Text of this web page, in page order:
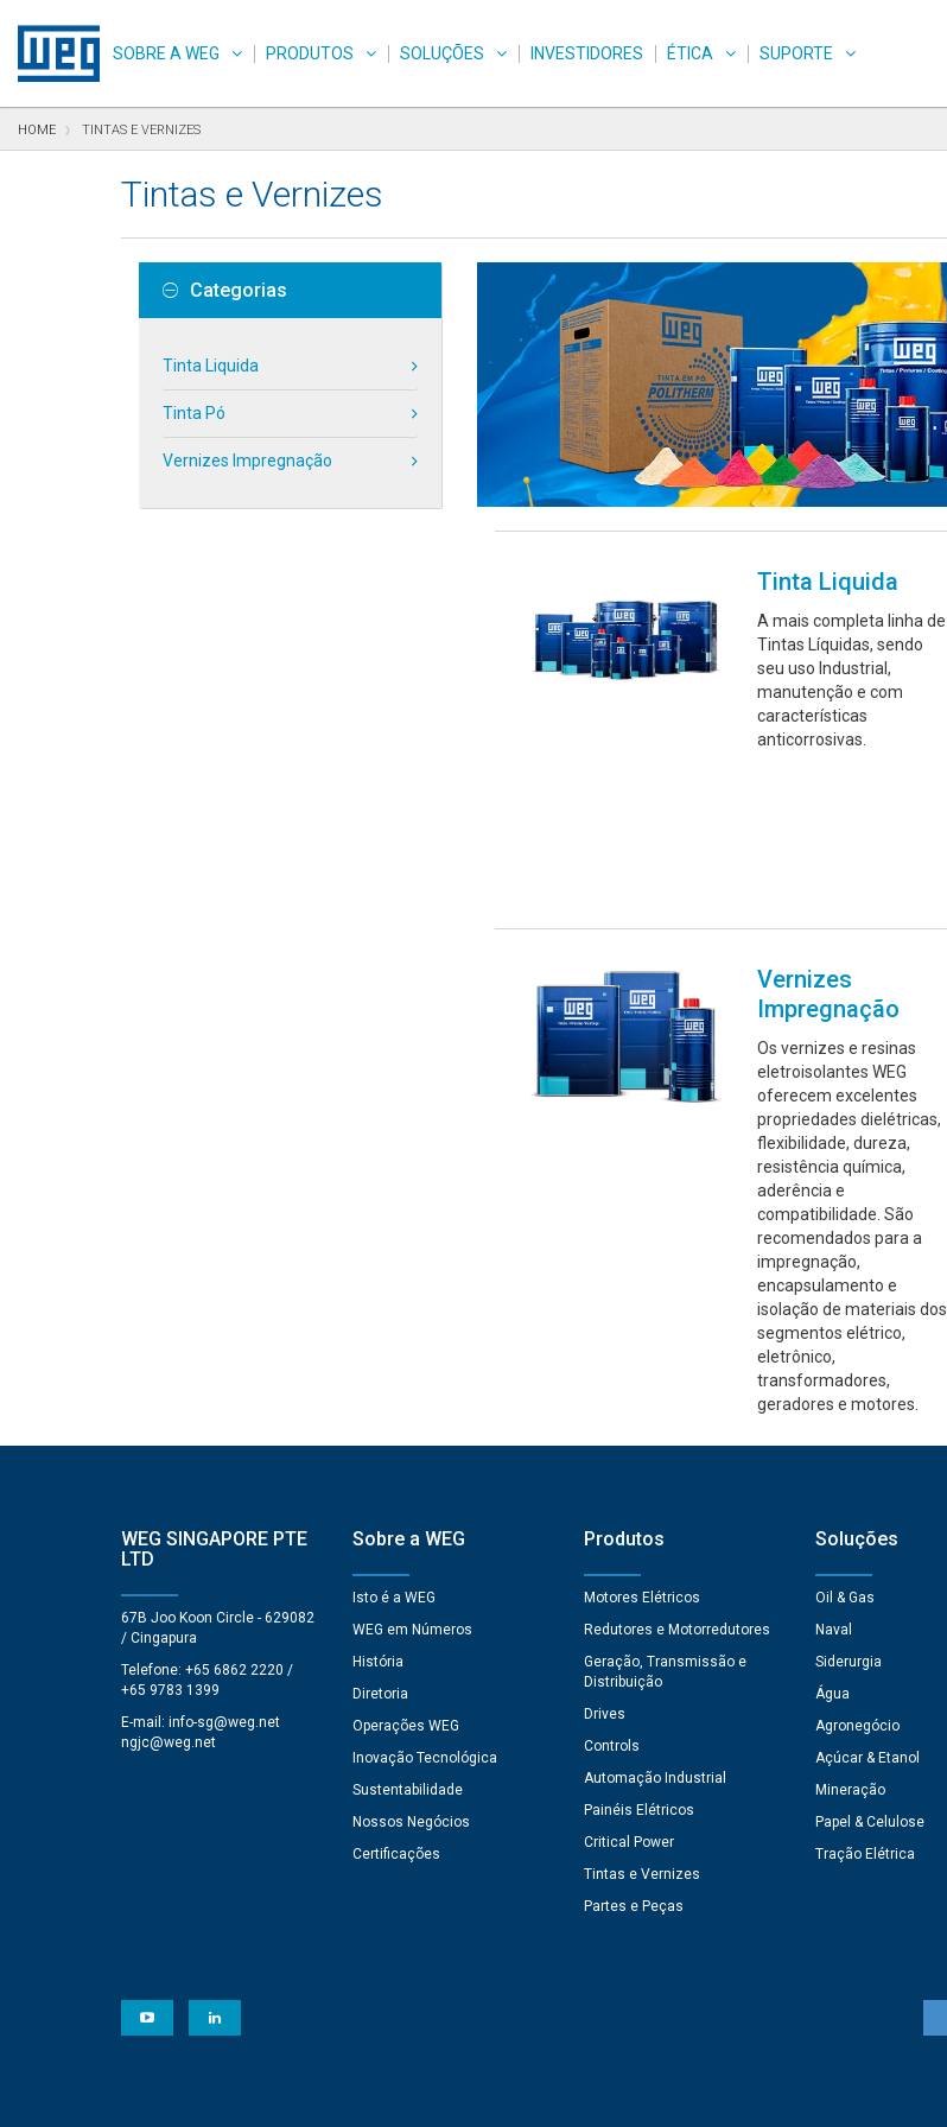
SOBRE A WEG PRODUTOS SOLUÇÕES INVESTIDORES ÉTICA SUPORTE
HOME TINTAS E VERNIZES
Tintas e Vernizes
Categorias
Tinta Liquida
Tinta Pó
Vernizes Impregnação
Tinta Liquida
A mais completa linha de
Tintas Líquidas, sendo
seu uso Industrial,
manutenção e com
características
anticorrosivas.
Vernizes
Impregnação
Os vernizes e resinas
eletroisolantes WEG
oferecem excelentes
propriedades dielétricas,
flexibilidade, dureza,
resistência química,
aderência e
compatibilidade. São
recomendados para a
impregnação,
encapsulamento e
isolação de materiais dos
segmentos elétrico,
eletrônico,
transformadores,
geradores e motores.
WEG SINGAPORE PTE
LTD
67B Joo Koon Circle - 629082
/ Cingapura
Telefone: +65 6862 2220 /
+65 9783 1399
E-mail: info-sg@weg.net
ngjc@weg.net
Sobre a WEG
Isto é a WEG
WEG em Números
História
Diretoria
Operações WEG
Inovação Tecnológica
Sustentabilidade
Nossos Negócios
Certificações
Produtos
Motores Elétricos
Redutores e Motorredutores
Geração, Transmissão e
Distribuição
Drives
Controls
Automação Industrial
Painéis Elétricos
Critical Power
Tintas e Vernizes
Partes e Peças
Soluções
Oil & Gas
Naval
Siderurgia
Água
Agronegócio
Açúcar & Etanol
Mineração
Papel & Celulose
Tração Elétrica